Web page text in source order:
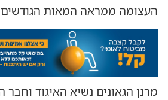
העצומה ממראה המאות
מרנן הגאונים נשיא האיגוד